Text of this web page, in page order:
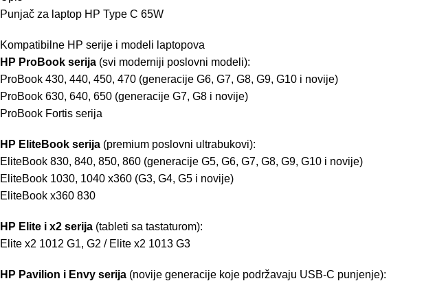
Punjač za laptop HP Type C 65W
Kompatibilne HP serije i modeli laptopova
HP ProBook serija (svi moderniji poslovni modeli):
ProBook 430, 440, 450, 470 (generacije G6, G7, G8, G9, G10 i novije)
ProBook 630, 640, 650 (generacije G7, G8 i novije)
ProBook Fortis serija
HP EliteBook serija (premium poslovni ultrabukovi):
EliteBook 830, 840, 850, 860 (generacije G5, G6, G7, G8, G9, G10 i novije)
EliteBook 1030, 1040 x360 (G3, G4, G5 i novije)
EliteBook x360 830
HP Elite i x2 serija (tableti sa tastaturom):
Elite x2 1012 G1, G2 / Elite x2 1013 G3
HP Pavilion i Envy serija (novije generacije koje podržavaju USB-C punjenje):